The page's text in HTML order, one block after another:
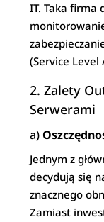
IT. Taka firma
(Service
2. Zalety
Serwerami
a)
Jednym z
decydują się
znacznego
Zamiast